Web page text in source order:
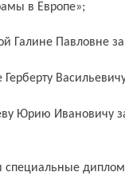
в Европе»;
Галине Павловне
специальные